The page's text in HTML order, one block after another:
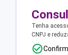
Tenha
CNPJ e